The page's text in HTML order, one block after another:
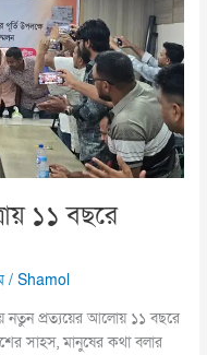
১১ বছরে
/Shamol
নতুন প্রত্যয়ের আলোয় ১১ বছরে
সাহস, মানুষের কথা বলার